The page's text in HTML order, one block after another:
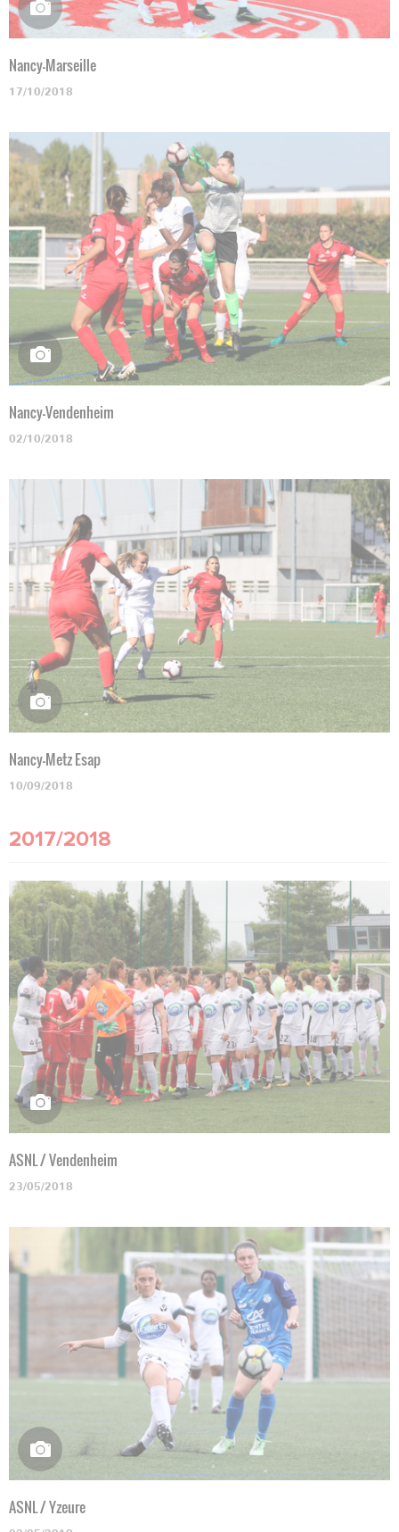
Nancy-Marseille
17/10/2018
Nancy-Vendenheim
02/10/2018
Nancy-Metz Esap
10/09/2018
2017/2018
ASNL / Vendenheim
23/05/2018
ASNL / Yzeure